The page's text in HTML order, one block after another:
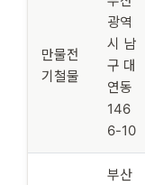
만물전
기철물
광역
시 남
구 대
연동
146
6-10
부산